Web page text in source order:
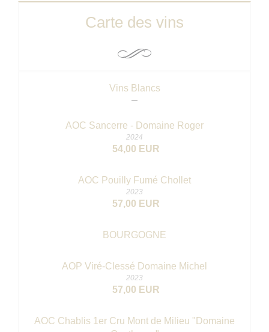
Carte des vins
Vins Blancs
AOC Sancerre - Domaine Roger
2024
54,00 EUR
AOC Pouilly Fumé Chollet
2023
57,00 EUR
BOURGOGNE
AOP Viré-Clessé Domaine Michel
2023
57,00 EUR
AOC Chablis 1er Cru Mont de Milieu "Domaine